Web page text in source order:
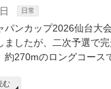
日常
パンカップ2026仙台大
ましたが、二次予選で
約270mのロングコー
む